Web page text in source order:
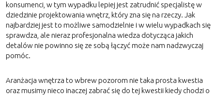
konsumenci, w tym wypadku lepiej jest zatrudnić specjalistę w
dziedzinie projektowania wnętrz, który zna się na rzeczy. Jak
najbardziej jest to możliwe samodzielnie i w wielu wypadkach się
sprawdza, ale nieraz profesjonalna wiedza dotycząca jakich
detalów nie powinno się ze sobą łączyć może nam nadzwyczaj
pomóc.
Aranżacja wnętrza to wbrew pozorom nie taka prosta kwestia
oraz musimy nieco inaczej zabrać się do tej kwestii kiedy chodzi o